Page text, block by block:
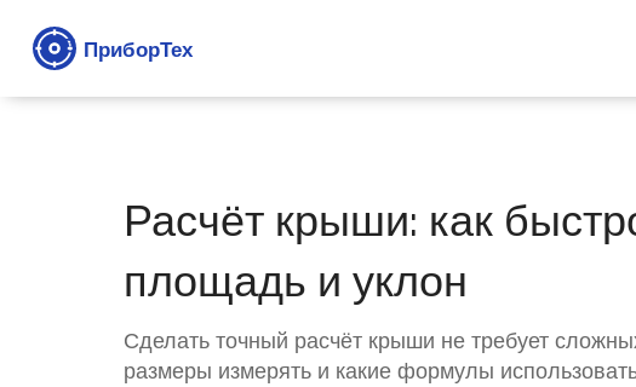
Расчёт крыши: как
площадь и уклон
Сделать точный расчёт крыши не требует
размеры измерять и какие формулы